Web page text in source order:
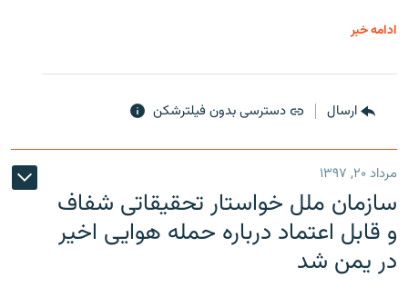
ادامه خبر
ارسال دسترسی بدون فیلترشکن
مرداد ۲۰, ۱۳۹۷
سازمان ملل خواستار تحقیقاتی شفاف
و قابل اعتماد درباره حمله هوایی اخیر
در یمن شد